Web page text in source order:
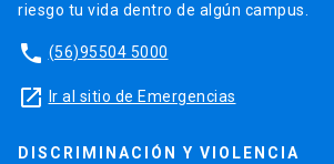
riesgo tu vida dentro de algún campus.
phone (56)95504 5000
launch Ir al sitio de Emergencias
DISCRIMINACIÓN Y VIOLENCIA